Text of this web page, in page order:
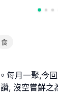
食
每月一聚,今
, 沒空嘗鮮之